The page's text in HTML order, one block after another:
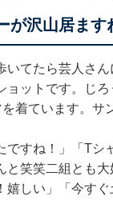
が沢山居ます
いてたら芸人さ
ョットです。じ
着ています。サ
ですね！」「T
と笑笑二組とも
嬉しい」「今す